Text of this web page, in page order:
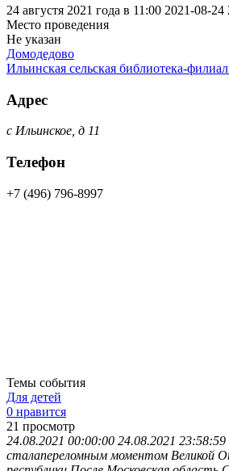
24 августя 2021 года в 11:00 2021-08-24
Место проведения
Не указан
Домодедово
Ильинская сельская библиотека-
Адрес
с Ильинское, д 11
Телефон
+7 (496) 796-8997
Темы события
Для детей
0 нравится
21 просмотр
24.08.2021 00:00:00 24.08.2021 23:58:59
сталапереломным моментом Великой